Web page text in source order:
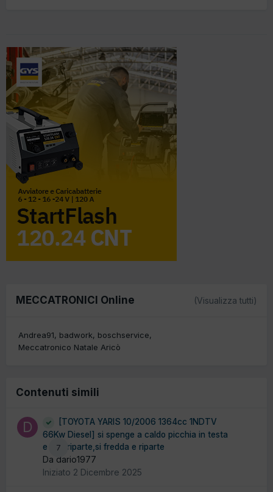
MECCATRONICI Online (Visualizza tutti)
Andrea91 badwork boschservice
Meccatronico Natale Aricò
Contenuti simili
7
[TOYOTA YARIS 10/2006 1364cc 1NDTV
66Kw Diesel] si spenge a caldo picchia in testa
e non riparte,si fredda e riparte
Da dario1977
Iniziato 2 Dicembre 2025